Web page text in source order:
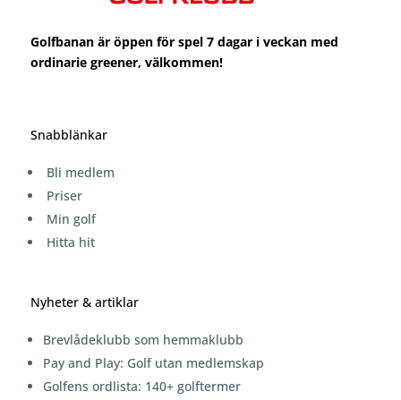
Golfbanan är öppen för spel 7 dagar i veckan med
ordinarie greener, välkommen!
Snabblänkar
Bli medlem
Priser
Min golf
Hitta hit
Nyheter & artiklar
Brevlådeklubb som hemmaklubb
Pay and Play: Golf utan medlemskap
Golfens ordlista: 140+ golftermer